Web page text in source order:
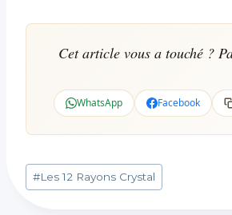
Cet article vous a touché ?
WhatsApp Facebook
Étiquettes
de
#Les 12 Rayons Crystal